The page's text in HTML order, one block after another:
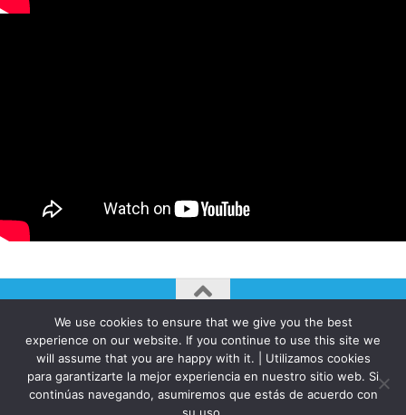
AUTOGIRO/el giro del arte actual © JAVIER MARTINEZ 2026. All
Rights Reserved.
Funciona con - Diseñado con elTema Hueman
We use cookies to ensure that we give you the best
experience on our website. If you continue to use this site we
will assume that you are happy with it. | Utilizamos cookies
para garantizarte la mejor experiencia en nuestro sitio web. Si
continúas navegando, asumiremos que estás de acuerdo con